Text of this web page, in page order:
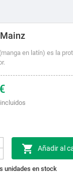
en latín) es la
 Añadir al
unidades en stock